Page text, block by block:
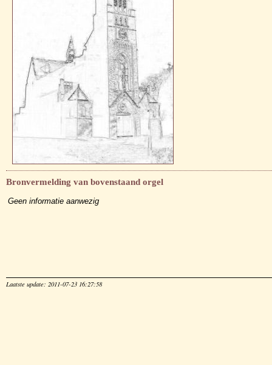
Bronvermelding van bovenstaand orgel
Geen informatie aanwezig
Laatste update: 2011-07-23 16:27:58